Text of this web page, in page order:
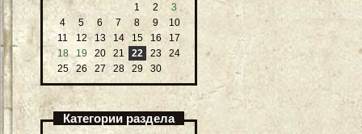
1
2
3
4
5 6 7 8 9
10
11
12 13 14 15 16
17
18
19 20 21 22 23
24
25
26 27 28 29 30
Категории раздела